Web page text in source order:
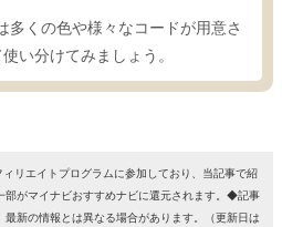
多くの色や様々なコードが用意さ
い分けてみましょう。
リエイトプログラムに参加しており、当記事で紹
部がマイナビおすすめナビに還元されます。◆記事
新の情報とは異なる場合があります。（更新日は